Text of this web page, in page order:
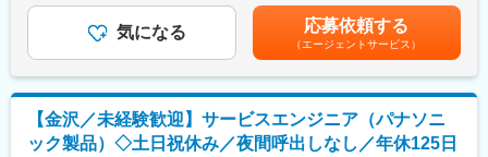
連結売上高2兆円超、従業員数23万人を擁するPanasonicグループ
をバックグラウンドに持ち、安定した経営基盤のもと、長期にご
社内で実際の機材を使った研修などもございます。
（2）チューター制度
OJTは必ずマンツーマンで指導するチューター制度を導入してお
■働き方：
・1人当たりの担当件数：訪問修理は一日3～5件程です。訪問は
18時までを基本としています。
外勤１日につき800円■ドライバー手当：9,000円/月賃金はあくま
でも目安の金額であり、選考を通じて上下する可能性がありま
す。月給(月額)は固定手当を含めた表記です。
気になる 応募依頼する
（エージェントサービス）
【金沢／未経験歓迎】サービスエンジニア（パナソニ
ック製品）◇土日祝休み／夜間呼出しなし／年休125日